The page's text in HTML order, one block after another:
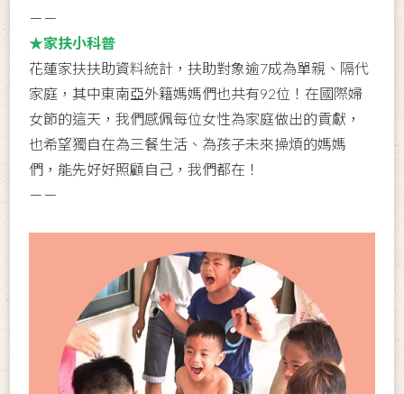
－－
★家扶小科普
花蓮家扶扶助資料統計，扶助對象逾7成為單親、隔代
家庭，其中東南亞外籍媽媽們也共有92位！在國際婦
女節的這天，我們感佩每位女性為家庭做出的貢獻，
也希望獨自在為三餐生活、為孩子未來操煩的媽媽
們，能先好好照顧自己，我們都在！
－－